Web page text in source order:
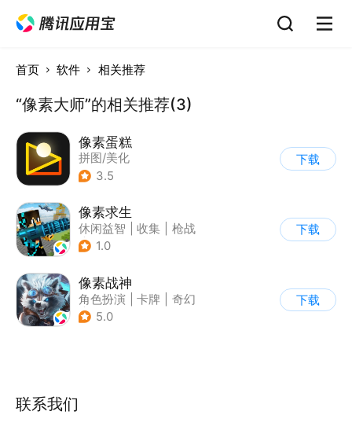
首页 软件 相关推荐
“像素大师”的相关推荐(3)
像素蛋糕
拼图/美化
3.5
下载
像素求生
休闲益智 收集
枪战
| 像素风
1.0
下载
像素战神
角色扮演 卡牌
奇幻
| 像素风
5.0
下载
联系我们